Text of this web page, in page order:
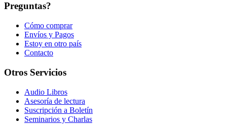
Preguntas?
Cómo comprar
Envíos y Pagos
Estoy en otro país
Contacto
Otros Servicios
Audio Libros
Asesoría de lectura
Suscripción a Boletín
Seminarios y Charlas